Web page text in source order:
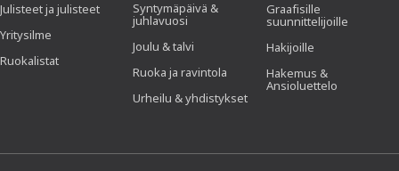
Julisteet ja julisteet
Yritysilme
Ruokalistat
Syntymäpäivä &
juhlavuosi
Joulu & talvi
Ruoka ja ravintola
Urheilu & yhdistykset
Graafisille
suunnittelijoille
Hakijoille
Hakemus &
Ansioluettelo